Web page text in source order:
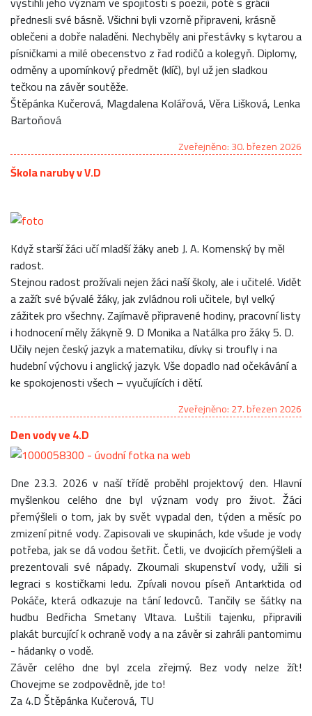
přednesli své básně. Všichni byli vzorně připraveni, krásně
oblečeni a dobře naladěni. Nechyběly ani přestávky s kytarou a
písničkami a milé obecenstvo z řad rodičů a kolegyň. Diplomy,
odměny a upomínkový předmět (klíč), byl už jen sladkou
tečkou na závěr soutěže.
Štěpánka Kučerová, Magdalena Kolářová, Věra Lišková, Lenka
Bartoňová
Zveřejněno: 30. březen 2026
Škola naruby v V.D
Když starší žáci učí mladší žáky aneb J. A. Komenský by měl
radost.
Stejnou radost prožívali nejen žáci naší školy, ale i učitelé. Vidět
a zažít své bývalé žáky, jak zvládnou roli učitele, byl velký
zážitek pro všechny. Zajímavě připravené hodiny, pracovní listy
i hodnocení měly žákyně 9. D Monika a Natálka pro žáky 5. D.
Učily nejen český jazyk a matematiku, dívky si troufly i na
hudební výchovu i anglický jazyk. Vše dopadlo nad očekávání a
ke spokojenosti všech – vyučujících i dětí.
Zveřejněno: 27. březen 2026
Den vody ve 4.D
Dne 23.3. 2026 v naší třídě proběhl projektový den. Hlavní
myšlenkou celého dne byl význam vody pro život. Žáci
přemýšleli o tom, jak by svět vypadal den, týden a měsíc po
zmizení pitné vody. Zapisovali ve skupinách, kde všude je vody
potřeba, jak se dá vodou šetřit. Četli, ve dvojicích přemýšleli a
prezentovali své nápady. Zkoumali skupenství vody, užili si
legraci s kostičkami ledu. Zpívali novou píseň Antarktida od
Pokáče, která odkazuje na tání ledovců. Tančily se šátky na
hudbu Bedřicha Smetany Vltava. Luštili tajenku, připravili
plakát burcující k ochraně vody a na závěr si zahráli pantomimu
- hádanky o vodě.
Závěr celého dne byl zcela zřejmý. Bez vody nelze žít!
Chovejme se zodpovědně, jde to!
Za 4.D Štěpánka Kučerová, TU